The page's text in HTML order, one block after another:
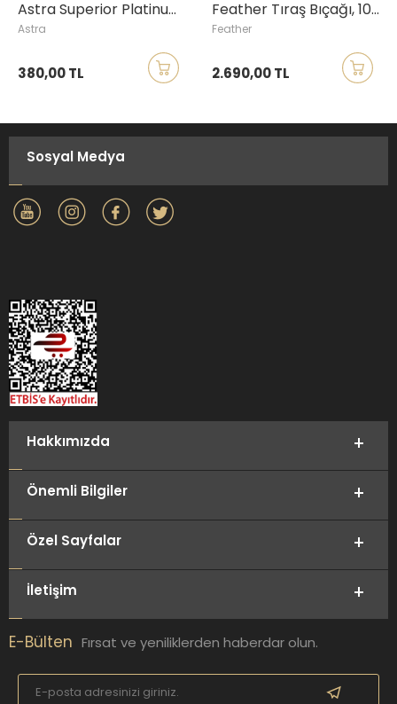
Astra Superior Platinum Tıraş Bıçağı, 100lü
Astra
380,00 TL
Feather Tıraş Bıçağı, 100lü
Feather
2.690,00 TL
Sosyal Medya
Hakkımızda
Önemli Bilgiler
Özel Sayfalar
İletişim
E-Bülten Fırsat ve yeniliklerden haberdar olun.